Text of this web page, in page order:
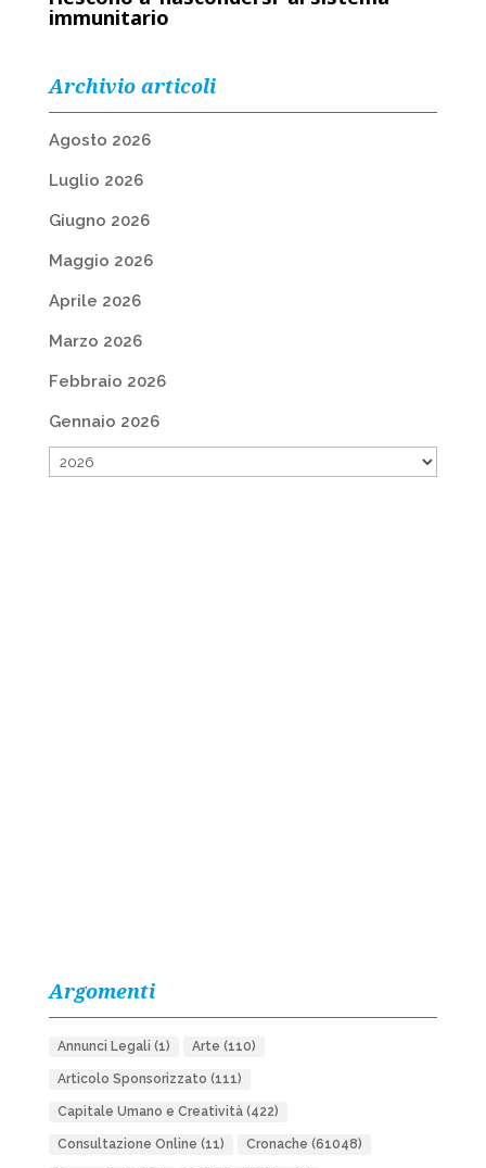
immunitario
Archivio articoli
Agosto 2026
Luglio 2026
Giugno 2026
Maggio 2026
Aprile 2026
Marzo 2026
Febbraio 2026
Gennaio 2026
Argomenti
Annunci Legali (1) Arte (110)
Articolo Sponsorizzato (111)
Capitale Umano e Creatività(422)
Consultazione Online (11) Cronache (61048)